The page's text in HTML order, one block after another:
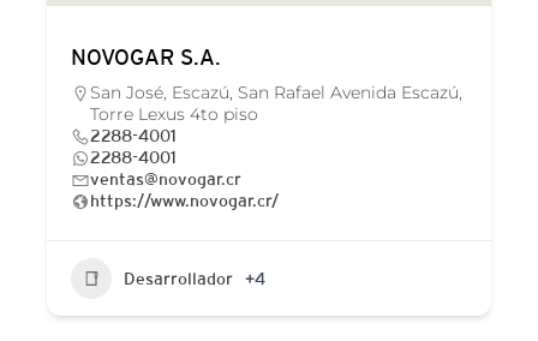
NOVOGAR S.A.
San José, Escazú, San Rafael Avenida Escazú,
Torre Lexus 4to piso
2288-4001
2288-4001
ventas@novogar.cr
https://www.novogar.cr/
Desarrollador +4